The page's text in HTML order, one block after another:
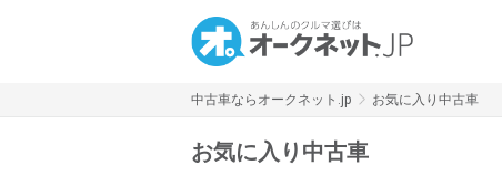
中古車ならオークネット.jp お気に入り中古車
お気に入り中古車